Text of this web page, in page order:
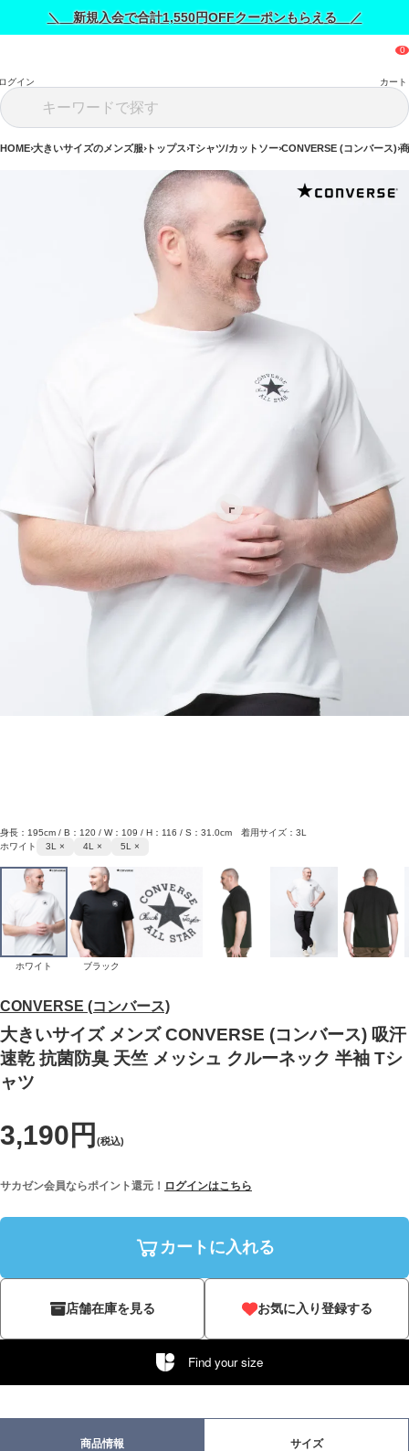
＼ 新規入会で合計1,550円OFFクーポンもらえる ／
グイン カート
HOME 大きいサイズのメンズ服 トップス Tシャツ/カットソー CONVERSE (コンバース)
CONVERSE (コンバース)
大きいサイズ メンズ CONVERSE (コンバース) 吸汗
速乾 抗菌防臭 天竺 メッシュ クルーネック 半袖 Tシ
ャツ
3,190円 (税込)
サカゼン会員ならポイント還元！ ログインはこちら
カートに入れる
店舗在庫を見る お気に入り登録する
Find your size
身長：195cm / B：120 / W：109 / H：116 / S：31.0cm 着用サイズ：3L
ホワイト
3L × 4L × 5L ×
ホワイト ブラック
商品情報 サイズ